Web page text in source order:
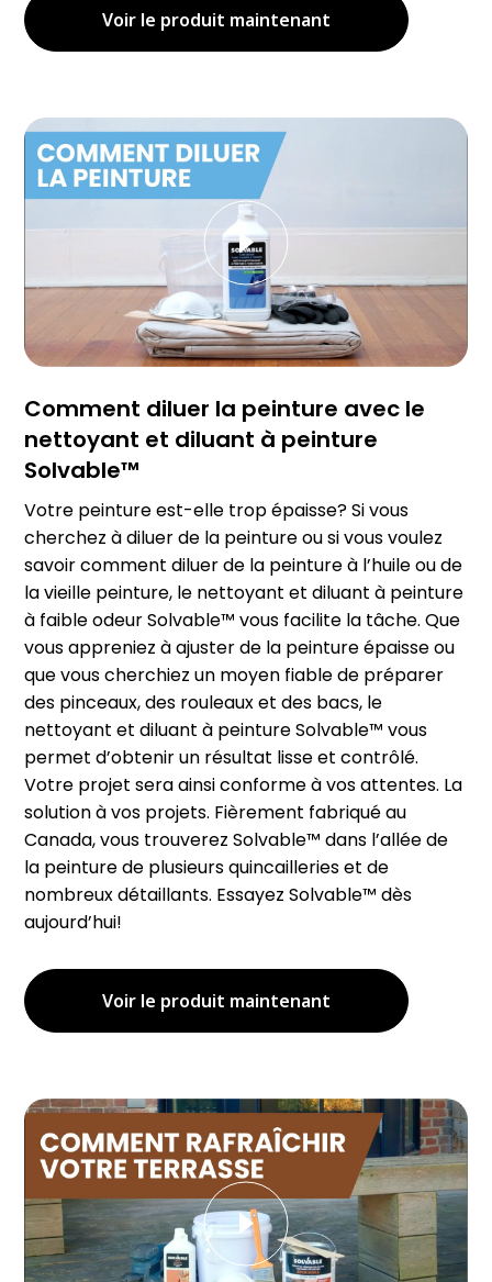
Voir le produit maintenant
Comment diluer la peinture avec le
nettoyant et diluant à peinture
Solvable™
Votre peinture est-elle trop épaisse? Si vous
cherchez à diluer de la peinture ou si vous voulez
savoir comment diluer de la peinture à l’huile ou de
la vieille peinture, le nettoyant et diluant à peinture
à faible odeur Solvable™ vous facilite la tâche. Que
vous appreniez à ajuster de la peinture épaisse ou
que vous cherchiez un moyen fiable de préparer
des pinceaux, des rouleaux et des bacs, le
nettoyant et diluant à peinture Solvable™ vous
permet d’obtenir un résultat lisse et contrôlé.
Votre projet sera ainsi conforme à vos attentes. La
solution à vos projets. Fièrement fabriqué au
Canada, vous trouverez Solvable™ dans l’allée de
la peinture de plusieurs quincailleries et de
nombreux détaillants. Essayez Solvable™ dès
aujourd’hui!
Voir le produit maintenant